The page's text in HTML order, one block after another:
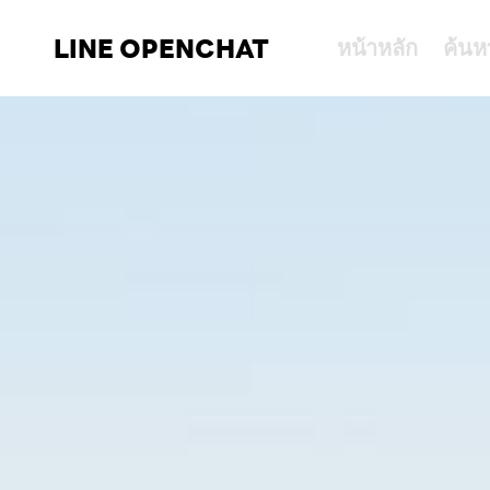
LINE OPENCHAT หน้าหลัก ค้นห